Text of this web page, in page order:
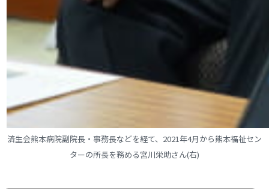
済生会熊本病院副院長・事務長などを経て、2021年4月から熊本福祉セン
ターの所長を務める宮川栄助さん(右)